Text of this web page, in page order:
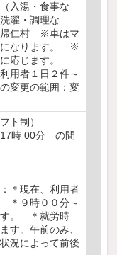
入湯・食事な
濯・調理な
仁村 ※車はマ
になります。 ※
に応じます。
用者１日２件～
更の範囲：変
ト制）
時 00分 の間
＊現在、利用者
＊９時００分～
す。 ＊就労時
す。午前のみ、
況によって前後